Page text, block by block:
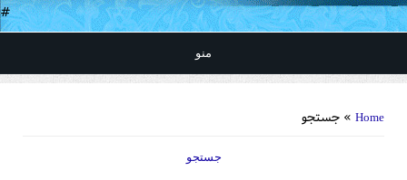
#
منو
Home » جستجو
جستجو